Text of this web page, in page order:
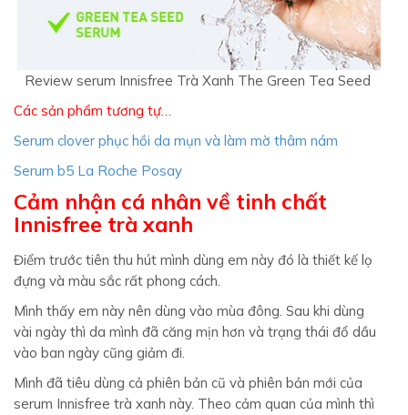
Review serum Innisfree Trà Xanh The Green Tea Seed
Các sản phẩm tương tự…
Serum clover phục hồi da mụn và làm mờ thâm nám
Serum b5 La Roche Posay
Cảm nhận cá nhân về tinh chất
Innisfree trà xanh
Điểm trước tiên thu hút mình dùng em này đó là thiết kế lọ
đựng và màu sắc rất phong cách.
Mình thấy em này nên dùng vào mùa đông. Sau khi dùng
vài ngày thì da mình đã căng mịn hơn và trạng thái đổ dầu
vào ban ngày cũng giảm đi.
Mình đã tiêu dùng cả phiên bản cũ và phiên bản mới của
serum Innisfree trà xanh này. Theo cảm quan của mình thì